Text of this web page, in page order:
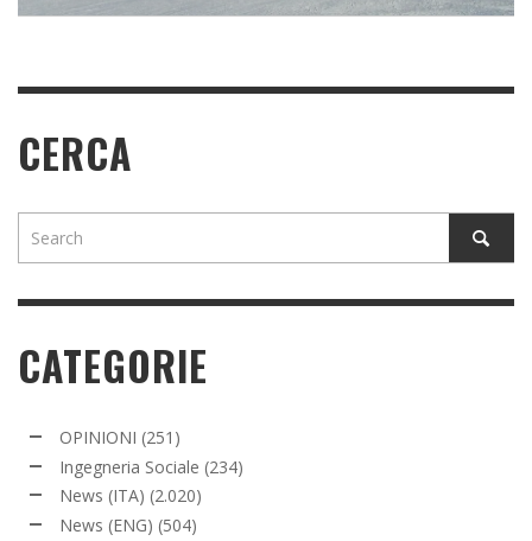
CERCA
CATEGORIE
OPINIONI (251)
Ingegneria Sociale (234)
News (ITA) (2.020)
News (ENG) (504)